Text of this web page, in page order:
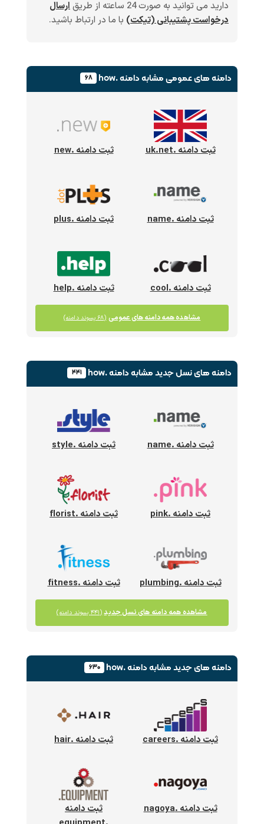
دارید می توانید به صورت 24 ساعته از طریق
ارسال
درخواست پشتیبانی (تیکت) با ما در ارتباط باشید.
دامنه های عمومیمشابه دامنه .how ۶۸
ثبت دامنه .uk.net ثبت دامنه .new
ثبت دامنه .name ثبت دامنه .plus
ثبت دامنه .cool ثبت دامنه .help
مشاهده همه دامنه های عمومی (۶۸ پسوند دامنه)
دامنه های نسل جدیدمشابه دامنه .how ۴۴۱
ثبت دامنه .name ثبت دامنه .style
ثبت دامنه .pink ثبت دامنه .florist
ثبت دامنه .plumbing ثبت دامنه .fitness
مشاهده همه دامنه های نسل جدید (۴۴۱ پسوند دامنه)
دامنه های جدیدمشابه دامنه .how ۶۳۰
ثبت دامنه .careers ثبت دامنه .hair
ثبت دامنه .nagoya
ثبت دامنه